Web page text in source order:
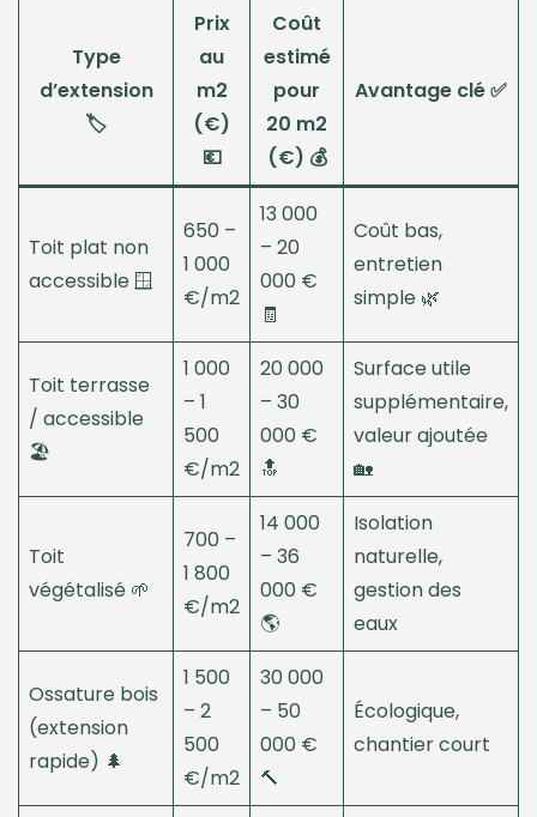
Type
d’extension
🏷️
Prix
au
m2
(€)
💶
Coût
estimé
pour
20 m2
(€) 💰
Avantage clé ✅
Toit plat non
accessible 🪟
650 –
1 000
€/m2
13 000
– 20
000 €
🧾
Coût bas,
entretien
simple 🌿
Toit terrasse
/ accessible
🏖️
1 000
– 1
500
€/m2
20 000
– 30
000 €
🔝
Surface utile
supplémentaire,
valeur ajoutée
🏡
Toit
végétalisé 🌱
700 –
1 800
€/m2
14 000
– 36
000 €
🌎
Isolation
naturelle,
gestion des
eaux
Ossature bois
(extension
rapide) 🌲
1 500
– 2
500
€/m2
30 000
– 50
000 €
🔨
Écologique,
chantier court